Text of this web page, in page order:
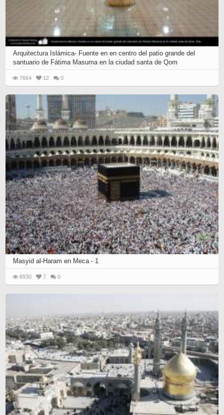
Arquitectura Islámica- Fuente en en centro del patio grande del
santuario de Fátima Masuma en la ciudad santa de Qom
7664 12 0
Masyid al-Haram en Meca - 1
8930 7 0